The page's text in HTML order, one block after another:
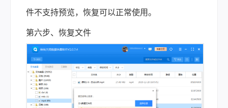
件不支持预览，恢复可以正常使用。
第六步、恢复文件